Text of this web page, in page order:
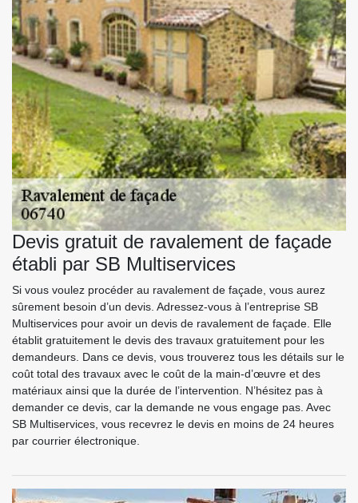
Devis gratuit de ravalement de façade
établi par SB Multiservices
Si vous voulez procéder au ravalement de façade, vous aurez
sûrement besoin d’un devis. Adressez-vous à l’entreprise SB
Multiservices pour avoir un devis de ravalement de façade. Elle
établit gratuitement le devis des travaux gratuitement pour les
demandeurs. Dans ce devis, vous trouverez tous les détails sur le
coût total des travaux avec le coût de la main-d’œuvre et des
matériaux ainsi que la durée de l’intervention. N’hésitez pas à
demander ce devis, car la demande ne vous engage pas. Avec
SB Multiservices, vous recevrez le devis en moins de 24 heures
par courrier électronique.